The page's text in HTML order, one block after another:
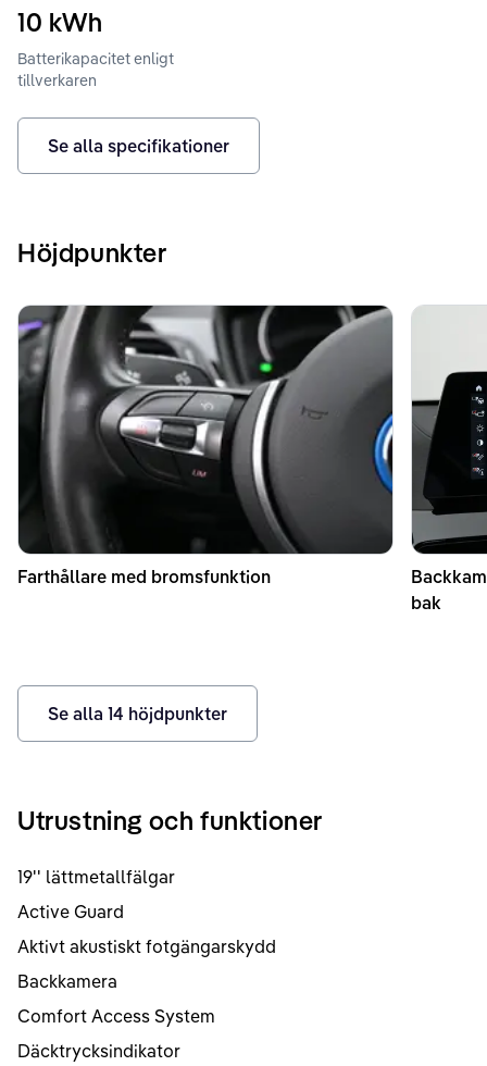
10 kWh
Batterikapacitet enligt
tillverkaren
Se alla specifikationer
Höjdpunkter
Farthållare med bromsfunktion
bak
Se alla 14 höjdpunkter
Utrustning och funktioner
19'' lättmetallfälgar
Active Guard
Aktivt akustiskt fotgängarskydd
Backkamera
Comfort Access System
Däcktrycksindikator